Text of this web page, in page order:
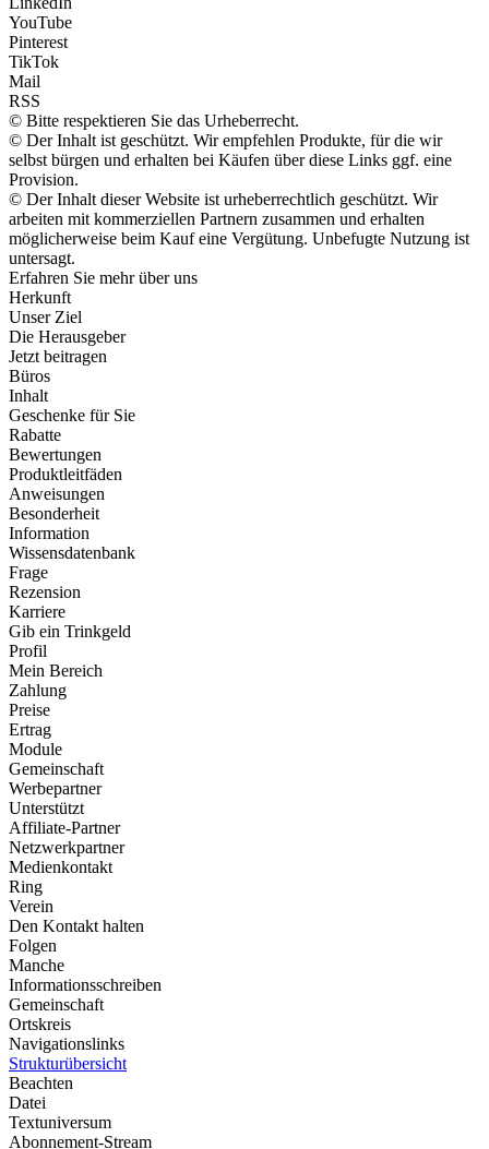
YouTube
Pinterest
TikTok
Mail
RSS
© Bitte respektieren Sie das Urheberrecht.
© Der Inhalt ist geschützt. Wir empfehlen Produkte, für die wir
selbst bürgen und erhalten bei Käufen über diese Links ggf. eine
Provision.
© Der Inhalt dieser Website ist urheberrechtlich geschützt. Wir
arbeiten mit kommerziellen Partnern zusammen und erhalten
möglicherweise beim Kauf eine Vergütung. Unbefugte Nutzung ist
untersagt.
Erfahren Sie mehr über uns
Herkunft
Unser Ziel
Die Herausgeber
Jetzt beitragen
Büros
Inhalt
Geschenke für Sie
Rabatte
Bewertungen
Produktleitfäden
Anweisungen
Besonderheit
Information
Wissensdatenbank
Frage
Rezension
Karriere
Gib ein Trinkgeld
Profil
Mein Bereich
Zahlung
Preise
Ertrag
Module
Gemeinschaft
Werbepartner
Unterstützt
Affiliate-Partner
Netzwerkpartner
Medienkontakt
Ring
Verein
Den Kontakt halten
Folgen
Manche
Informationsschreiben
Gemeinschaft
Ortskreis
Navigationslinks
Strukturübersicht
Beachten
Datei
Textuniversum
Abonnement-Stream